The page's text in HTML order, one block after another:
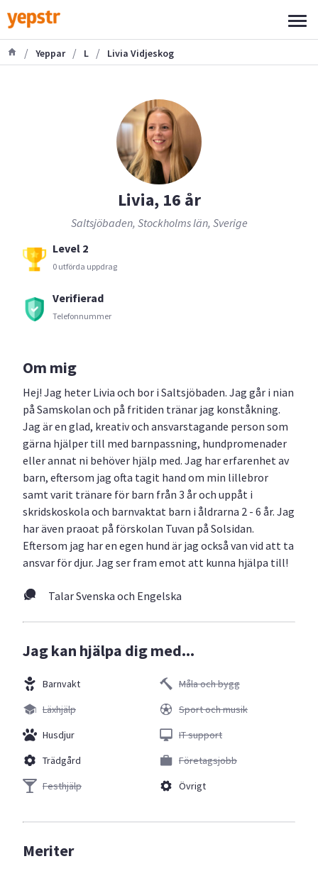
/ Yeppar / L / Livia Vidjeskog
Livia, 16 år
Saltsjöbaden, Stockholms län, Sverige
Level 2
0 utförda uppdrag
Verifierad
Telefonnummer
Om mig
Hej! Jag heter Livia och bor i Saltsjöbaden. Jag går i nian
på Samskolan och på fritiden tränar jag konståkning.
Jag är en glad, kreativ och ansvarstagande person som
gärna hjälper till med barnpassning, hundpromenader
eller annat ni behöver hjälp med. Jag har erfarenhet av
barn, eftersom jag ofta tagit hand om min lillebror
samt varit tränare för barn från 3 år och uppåt i
skridskoskola och barnvaktat barn i åldrarna 2 - 6 år. Jag
har även praoat på förskolan Tuvan på Solsidan.
Eftersom jag har en egen hund är jag också van vid att ta
ansvar för djur. Jag ser fram emot att kunna hjälpa till!
Talar Svenska och Engelska
Jag kan hjälpa dig med...
Barnvakt
Läxhjälp
Husdjur
Trädgård
Festhjälp
Måla och bygg
Sport och musik
IT support
Företagsjobb
Övrigt
Meriter